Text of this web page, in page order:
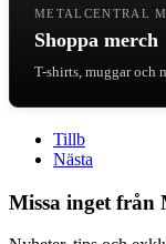
METALCENTRAL
Shoppa merch
T-shirts, muggar och
Tillb
Nästa
Missa inget från